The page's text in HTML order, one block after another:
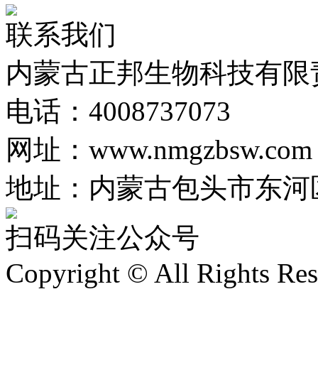
联系我们
内蒙古正邦生物科技有
电话：4008737073
网址：www.nmgzbsw.com
地址：内蒙古包头市东
扫码关注公众号
Copyright © All Rights